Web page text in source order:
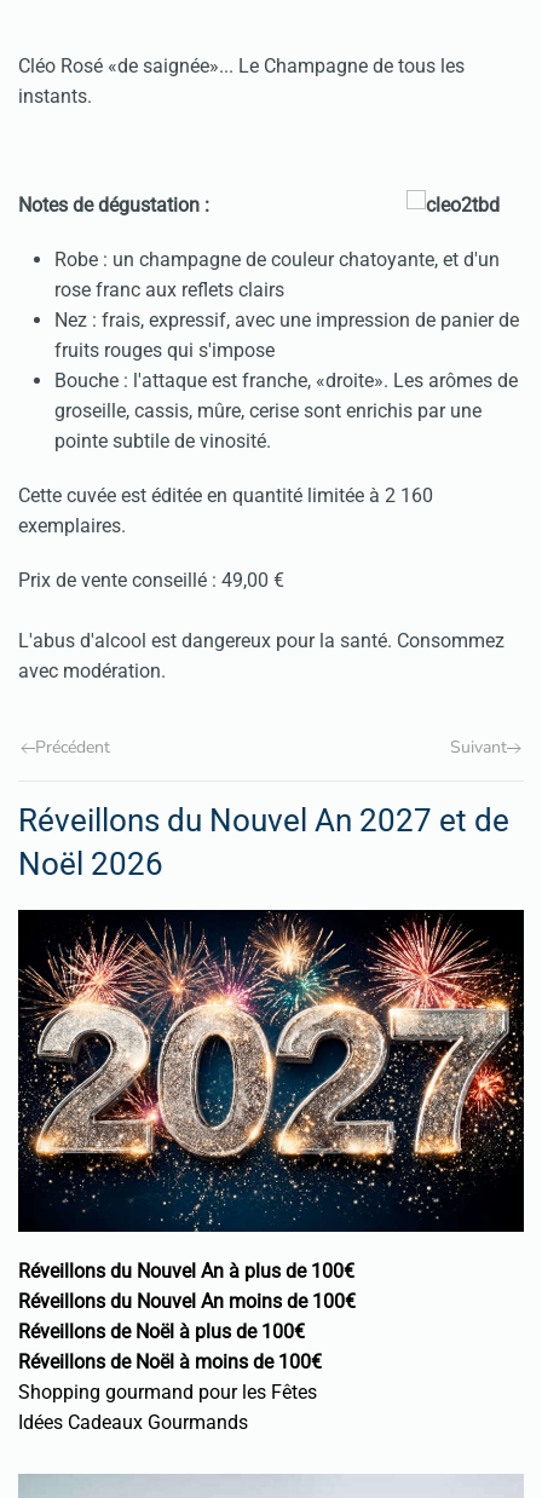
Cléo Rosé «de saignée»... Le Champagne de tous les
instants.
Notes de dégustation :
Robe : un champagne de couleur chatoyante, et d'un
rose franc aux reflets clairs
Nez : frais, expressif, avec une impression de panier de
fruits rouges qui s'impose
Bouche : l'attaque est franche, «droite». Les arômes de
groseille, cassis, mûre, cerise sont enrichis par une
pointe subtile de vinosité.
Cette cuvée est éditée en quantité limitée à 2 160
exemplaires.
Prix de vente conseillé : 49,00 €
L'abus d'alcool est dangereux pour la santé. Consommez
avec modération.
Précédent Suivant
Réveillons du Nouvel An 2027 et de
Noël 2026
Réveillons du Nouvel An à plus de 100€
Réveillons du Nouvel An moins de 100€
Réveillons de Noël à plus de 100€
Réveillons de Noël à moins de 100€
Shopping gourmand pour les Fêtes
Idées Cadeaux Gourmands